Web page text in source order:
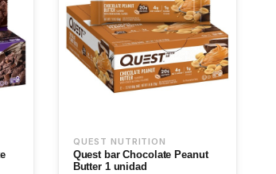
QUEST NUTRITION
Quest bar Chocolate Peanut
Butter 1 unidad